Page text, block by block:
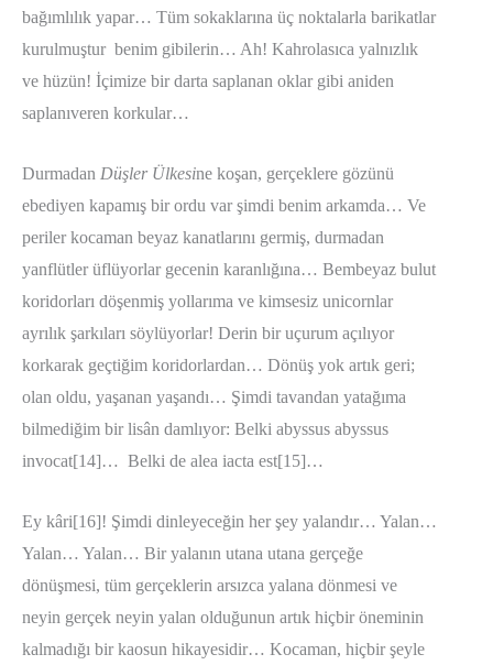
bağımlılık yapar… Tüm sokaklarına üç noktalarla barikatlar
kurulmuştur benim gibilerin… Ah! Kahrolasıca yalnızlık
ve hüzün! İçimize bir darta saplanan oklar gibi aniden
saplanıveren korkular…
Durmadan Düşler Ülkesine koşan, gerçeklere gözünü
ebediyen kapamış bir ordu var şimdi benim arkamda… Ve
periler kocaman beyaz kanatlarını germiş, durmadan
yanflütler üflüyorlar gecenin karanlığına… Bembeyaz bulut
koridorları döşenmiş yollarıma ve kimsesiz unicornlar
ayrılık şarkıları söylüyorlar! Derin bir uçurum açılıyor
korkarak geçtiğim koridorlardan… Dönüş yok artık geri;
olan oldu, yaşanan yaşandı… Şimdi tavandan yatağıma
bilmediğim bir lisân damlıyor: Belki abyssus abyssus
invocat[14]… Belki de alea iacta est[15]…
Ey kâri[16]! Şimdi dinleyeceğin her şey yalandır… Yalan…
Yalan… Yalan… Bir yalanın utana utana gerçeğe
dönüşmesi, tüm gerçeklerin arsızca yalana dönmesi ve
neyin gerçek neyin yalan olduğunun artık hiçbir öneminin
kalmadığı bir kaosun hikayesidir… Kocaman, hiçbir şeyle